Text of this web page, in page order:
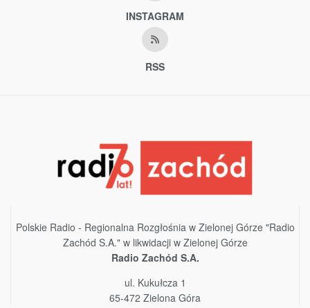
INSTAGRAM
RSS
Polskie Radio - Regionalna Rozgłośnia w Zielonej Górze "Radio
Zachód S.A." w likwidacji w Zielonej Górze
Radio Zachód S.A.
ul. Kukułcza 1
65-472 Zielona Góra